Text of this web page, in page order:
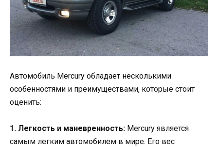
Автомобиль Mercury обладает несколькими
особенностями и преимуществами, которые стоит
оценить:
1. Легкость и маневренность: Mercury является
самым легким автомобилем в мире. Его вес